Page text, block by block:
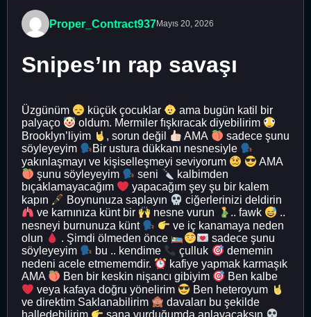
Proper_Contract937Mayıs 20, 2026
Snipes’ın rap savaşı
Üzgünüm küçük çocuklar
ama bugün katil bir
palyaço
oldum. Mermiler fışkıracak diyebilirim
Brooklyn’liyim
, sorun değil AMA
sadece şunu
söyleyeyim
Bir ustura dükkanı nesnesiyle
yakınlaşmayı ve kişiselleşmeyi seviyorum
AMA
şunu söyleyeyim
seni
kalbimden
bıçaklamayacağım
yapacağım şey şu bir kalem
kapın
Boynunuza saplayın
ciğerlerinizi deldirin
ve karnınıza künt bir
nesne vurun .. fawk
..
nesneyi burnunuza künt
ve iç kanamaya neden
olun
. Şimdi ölmeden önce
sadece şunu
söyleyeyim
bu .. kendime çulluk
dememin
nedeni acele etmememdir.
kafiye yapmak karmaşık
AMA
Ben bir keskin nişancı gibiyim
Ben kalbe
veya kafaya doğru yönelirim
Ben heteroyum
ve direktim Saklanabilirim
davaları bu şekilde